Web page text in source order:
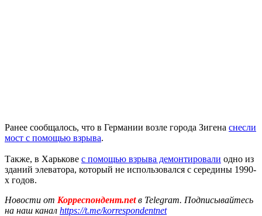
Ранее сообщалось, что в Германии возле города Зигена снесли
мост с помощью взрыва.
Также, в Харькове с помощью взрыва демонтировали одно из
зданий элеватора, который не использовался с середины 1990-
х годов.
Новости от Корреспондент.netв Telegram. Подписывайтесь
на наш канал https://t.me/korrespondentnet